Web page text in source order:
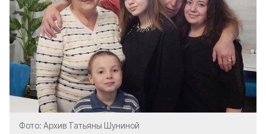
Фото: Архив Татьяны Шуниной